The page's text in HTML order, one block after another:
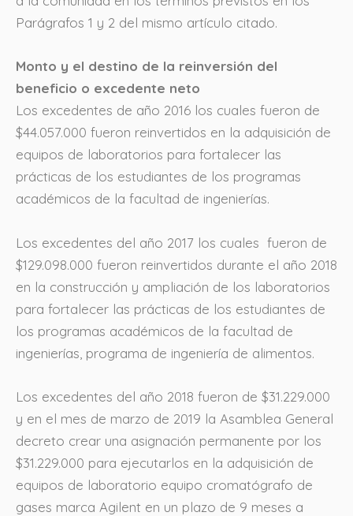
Parágrafos 1 y 2 del mismo artículo citado.
Monto y el destino de la reinversión del
beneficio o excedente neto
Los excedentes de año 2016 los cuales fueron de
$44.057.000 fueron reinvertidos en la adquisición de
equipos de laboratorios para fortalecer las
prácticas de los estudiantes de los programas
académicos de la facultad de ingenierías.
Los excedentes del año 2017 los cuales fueron de
$129.098.000 fueron reinvertidos durante el año 2018
en la construcción y ampliación de los laboratorios
para fortalecer las prácticas de los estudiantes de
los programas académicos de la facultad de
ingenierías, programa de ingeniería de alimentos.
Los excedentes del año 2018 fueron de $31.229.000
y en el mes de marzo de 2019 la Asamblea General
decreto crear una asignación permanente por los
$31.229.000 para ejecutarlos en la adquisición de
equipos de laboratorio equipo cromatógrafo de
gases marca Agilent en un plazo de 9 meses a